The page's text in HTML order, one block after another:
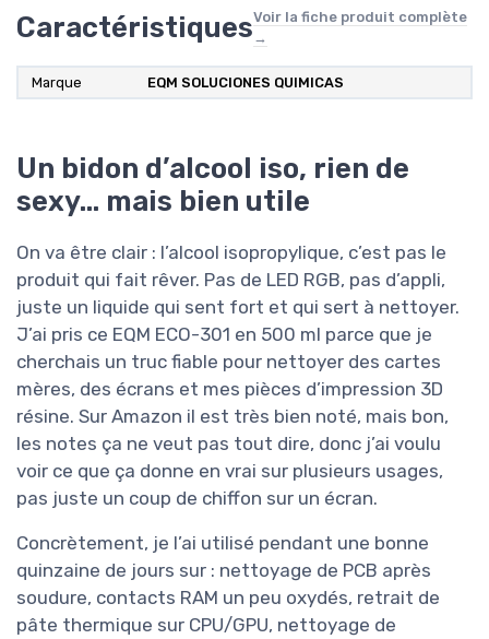
CaractéristiquesVoir la fiche produit complète
→
Marque EQM SOLUCIONES QUIMICAS
Un bidon d’alcool iso, rien de
sexy… mais bien utile
On va être clair : l’alcool isopropylique, c’est pas le
produit qui fait rêver. Pas de LED RGB, pas d’appli,
juste un liquide qui sent fort et qui sert à nettoyer.
J’ai pris ce EQM ECO-301 en 500 ml parce que je
cherchais un truc fiable pour nettoyer des cartes
mères, des écrans et mes pièces d’impression 3D
résine. Sur Amazon il est très bien noté, mais bon,
les notes ça ne veut pas tout dire, donc j’ai voulu
voir ce que ça donne en vrai sur plusieurs usages,
pas juste un coup de chiffon sur un écran.
Concrètement, je l’ai utilisé pendant une bonne
quinzaine de jours sur : nettoyage de PCB après
soudure, contacts RAM un peu oxydés, retrait de
pâte thermique sur CPU/GPU, nettoyage de